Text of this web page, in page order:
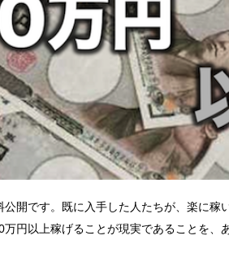
開です。既に入手した人たちが、楽に稼
円以上稼げることが現実であることを、